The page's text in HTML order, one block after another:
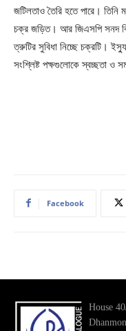
জটিলতাও তৈরি হতে পারে।
চক্র জড়িত। আর জিএসপি সনদ
ত্রুটির সুবিধা নিচ্ছে চক্রটি।
সংশ্লিষ্ট পক্ষগুলোকে স্বচ্ছতা ও
Facebook
House